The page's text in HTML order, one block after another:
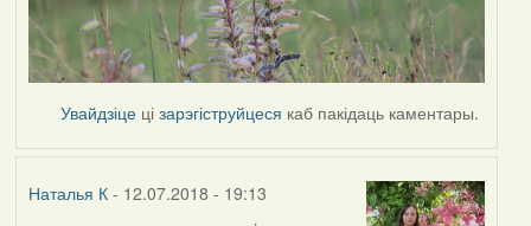
Увайдзіце цізарэгіструйцеся каб пакідаць каментары.
Наталья К- 12.07.2018 - 19:13